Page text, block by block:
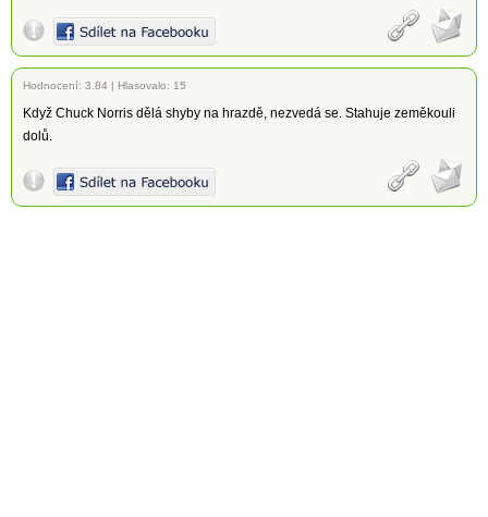
Hodnocení: 3.84 | Hlasovalo: 15
Když Chuck Norris dělá shyby na hrazdě, nezvedá se. Stahuje zeměkouli
dolů.